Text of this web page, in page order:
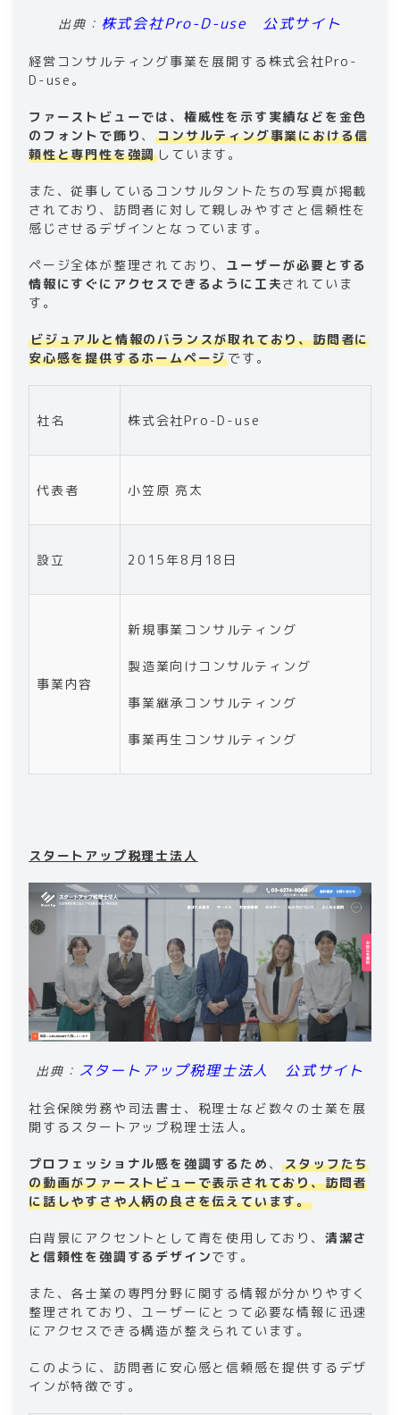
出典： 株式会社Pro-D-use 公式サイト
経営コンサルティング事業を展開する株式会社Pro-
D-use。
ファーストビューでは、権威性を示す実績などを金色
のフォントで飾り 、コンサルティング事業における信
頼性と専門性を強調 しています。
また、従事しているコンサルタントたちの写真が掲載
されており、訪問者に対して親しみやすさと信頼性を
感じさせるデザインとなっています。
ページ全体が整理されており、 ユーザーが必要とする
情報にすぐにアクセスできるように工夫されていま
す。
ビジュアルと情報のバランスが取れており、訪問者に
安心感を提供するホームページです。
社名 株式会社Pro-D-use
代表者 小笠原 亮太
設立 2015年8月18日
事業内容
新規事業コンサルティング
製造業向けコンサルティング
事業継承コンサルティング
事業再生コンサルティング
スタートアップ税理士法人
出典： スタートアップ税理士法人 公式サイト
社会保険労務や司法書士、税理士など数々の士業を展
開するスタートアップ税理士法人。
プロフェッショナル感を強調するため 、スタッフたち
の動画がファーストビューで表示されており、訪問者
に話しやすさや人柄の良さを伝えています。
白背景にアクセントとして青を使用しており、 清潔さ
と信頼性を強調するデザインです。
また、各士業の専門分野に関する情報が分かりやすく
整理されており、ユーザーにとって必要な情報に迅速
にアクセスできる構造が整えられています。
このように、訪問者に安心感と信頼感を提供するデザ
インが特徴です。